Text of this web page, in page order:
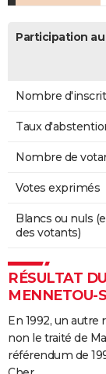
Participation
Nombre
Taux
Nombre de
Votes exprimés
Blancs ou nuls
des votants)
RÉSULTAT
MENNETOU-
En 1992, un autre
non le traité de
référendum de